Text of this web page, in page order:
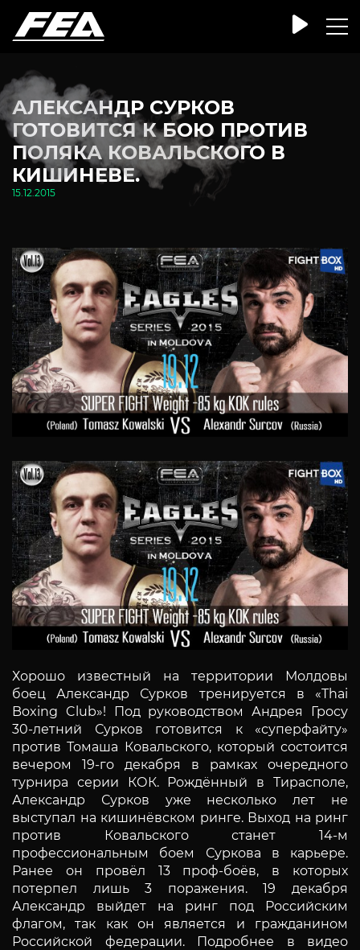
АЛЕКСАНДР СУРКОВ
ГОТОВИТСЯ К БОЮ ПРОТИВ
ПОЛЯКА КОВАЛЬСКОГО В
КИШИНЕВЕ.
15.12.2015
Хорошо известный на территории Молдовы
боец Александр Сурков тренируется в «Thai
Boxing Club»! Под руководством Андрея Гросу
30-летний Сурков готовится к «суперфайту»
против Томаша Ковальского, который состоится
вечером 19-го декабря в рамках очередного
турнира серии КОК. Рождённый в Тирасполе,
Александр Сурков уже несколько лет не
выступал на кишинёвском ринге. Выход на ринг
против Ковальского станет 14-м
профессиональным боем Суркова в карьере.
Ранее он провёл 13 проф-боёв, в которых
потерпел лишь 3 поражения. 19 декабря
Александр выйдет на ринг под Российским
флагом, так как он является и гражданином
Российской федерации. Подробнее в видео